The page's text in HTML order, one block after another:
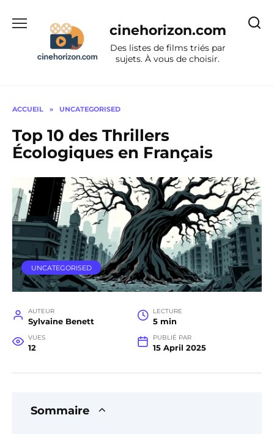
cinehorizon.com
Des listes de films triés par
sujets. À vous de choisir.
ACCUEIL » UNCATEGORISED
Top 10 des Thrillers
Écologiques en Français
UNCATEGORISED
AUTEUR
Sylvaine Benett
LECTURE
5 min
VUES
12
PUBLIÉ PAR
15 April 2025
Sommaire